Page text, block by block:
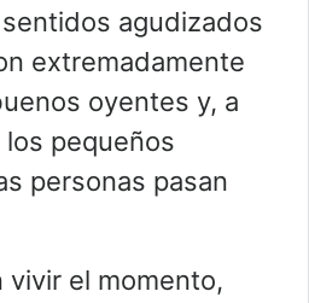
agudizados
extremadamente
oyentes y, a
pequeños
personas pasan
vivir el momento,